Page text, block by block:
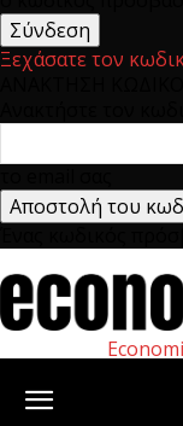
Ξεχάσατε τον